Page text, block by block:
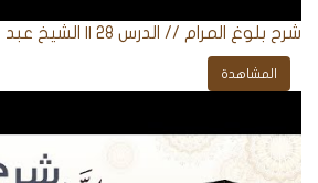
شرح بلوغ المرام // الدرس 28 || الشيخ عبد القادر دراري
المشاهدة